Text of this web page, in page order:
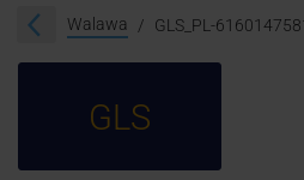
Śledzenie
Walawa GLS_PL-
GLS